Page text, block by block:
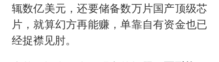
辄数亿美元，还要储备数万片国产顶级芯
片，就算幻方再能赚，单靠自有资金也已
经捉襟见肘。